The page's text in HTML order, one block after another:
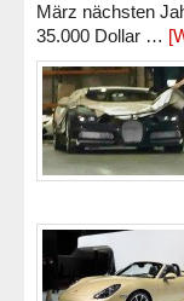
März nächsten
35.000 Dollar …